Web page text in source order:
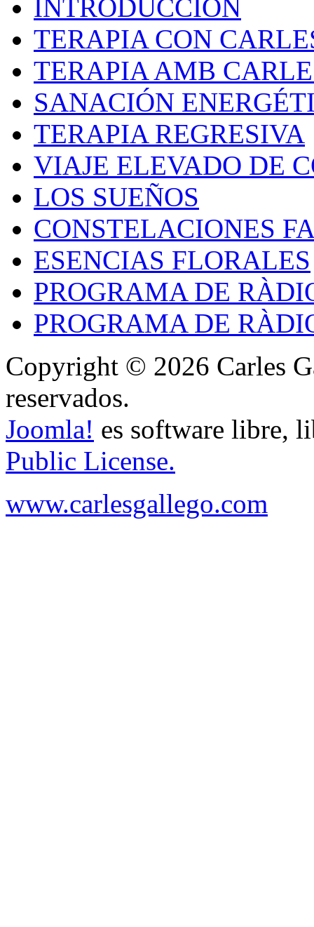
INTRODUCCIÓN
TERAPIA CON
TERAPIA AMB
SANACIÓN
TERAPIA REGRESIVA
VIAJE ELEVADO DE
LOS SUEÑOS
CONSTELACIONES
ESENCIAS FLORALES
PROGRAMA DE
PROGRAMA DE
Copyright © 2026 Carles
reservados.
Joomla! es software libre,
Public License.
www.carlesgallego.com